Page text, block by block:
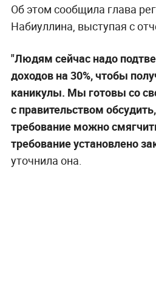
Об этом сообщила глава
Набиуллина, выступая с
"Людям сейчас надо
доходов на 30%, чтобы
каникулы. Мы готовы со
с правительством
требование можно
требование установлено
уточнила она.